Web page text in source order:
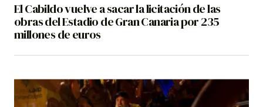
El Cabildo vuelve a sacar la licitación de las
obras del Estadio de Gran Canaria por 235
millones de euros